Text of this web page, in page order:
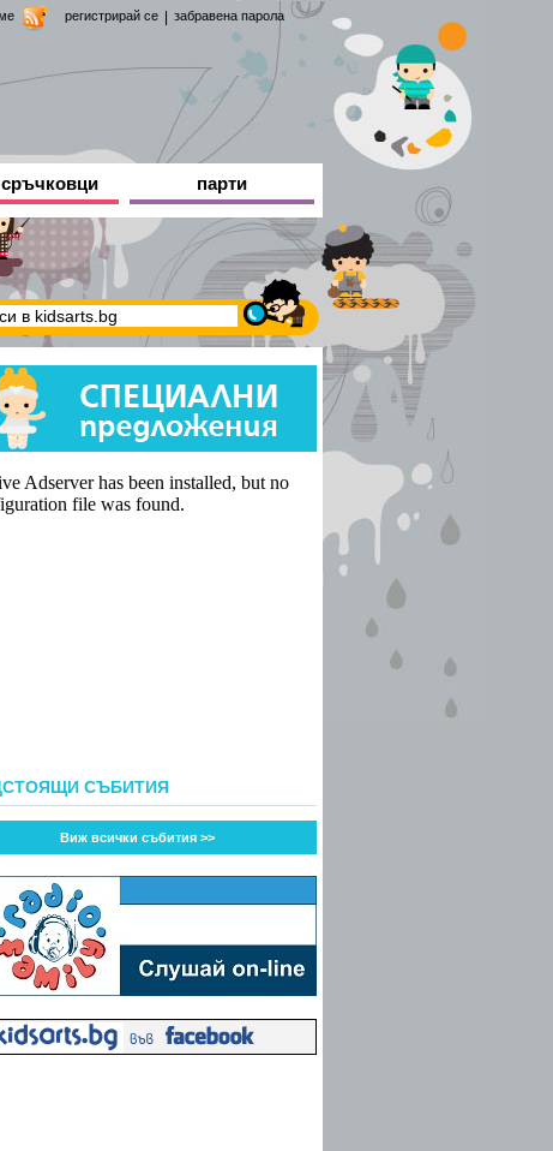
регистрирай се забравена парола
сръчковци парти
СЪБИТИЯ
Виж всички събития >>